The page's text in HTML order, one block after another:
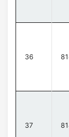
36
37